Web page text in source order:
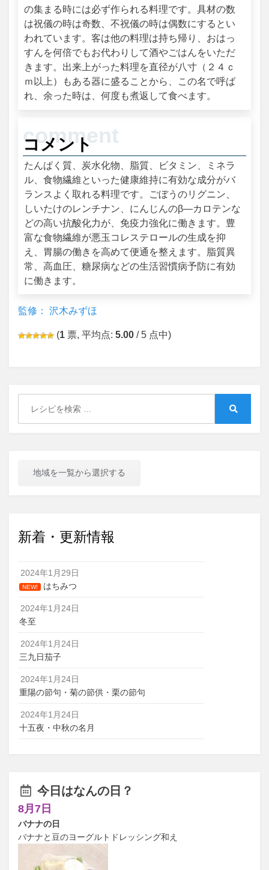
の集まる時には必ず作られる料理です。具材の数
は祝儀の時は奇数、不祝儀の時は偶数にするとい
われています。客は他の料理は持ち帰り、おはっ
すんを何倍でもお代わりして酒やごはんをいただ
きます。出来上がった料理を直径が八寸（２４ｃ
ｍ以上）もある器に盛ることから、この名で呼ば
れ、余った時は、何度も煮返して食べます。
コメント
たんぱく質、炭水化物、脂質、ビタミン、ミネラ
ル、食物繊維といった健康維持に有効な成分がバ
ランスよく取れる料理です。ごぼうのリグニン、
しいたけのレンチナン、にんじんのβ―カロテンな
どの高い抗酸化力が、免疫力強化に働きます。豊
富な食物繊維が悪玉コレステロールの生成を抑
え、胃腸の働きを高めて便通を整えます。脂質異
常、高血圧、糖尿病などの生活習慣病予防に有効
に働きます。
監修： 沢木みずほ
(1 票, 平均点: 5.00 / 5 点中)
地域を一覧から選択する
新着・更新情報
2024年1月29日
NEW! はちみつ
2024年1月24日
冬至
2024年1月24日
三九日茄子
2024年1月24日
重陽の節句・菊の節供・栗の節句
2024年1月24日
十五夜・中秋の名月
今日はなんの日？
8月7日
バナナの日
バナナと豆のヨーグルトドレッシング和え